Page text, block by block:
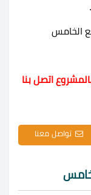
الخامس
اتصل بنا
تواصل معنا